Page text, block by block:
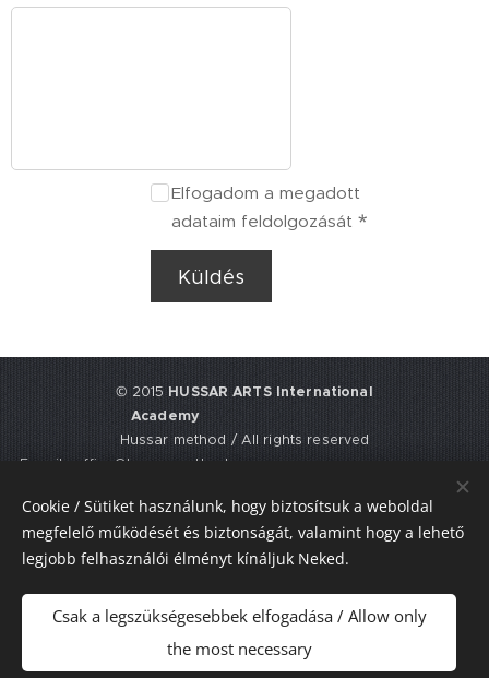
Elfogadom a megadott
adataim feldolgozását
Küldés
© 2015 HUSSAR ARTS International
Academy
Hussar method / All rights reserved
E-mail: office@hussarmethod.com
Flat 3, 9. Fisher Place, EH17 8UY,
Edinburgh, UNITED KINGDOM
Nyelvek
Magyar
American English
Cookie / Sütiket használunk, hogy biztosítsuk a weboldal
megfelelő működését és biztonságát, valamint hogy a lehető
legjobb felhasználói élményt kínáljuk Neked.
Csak a legszükségesebbek elfogadása / Allow only
the most necessary